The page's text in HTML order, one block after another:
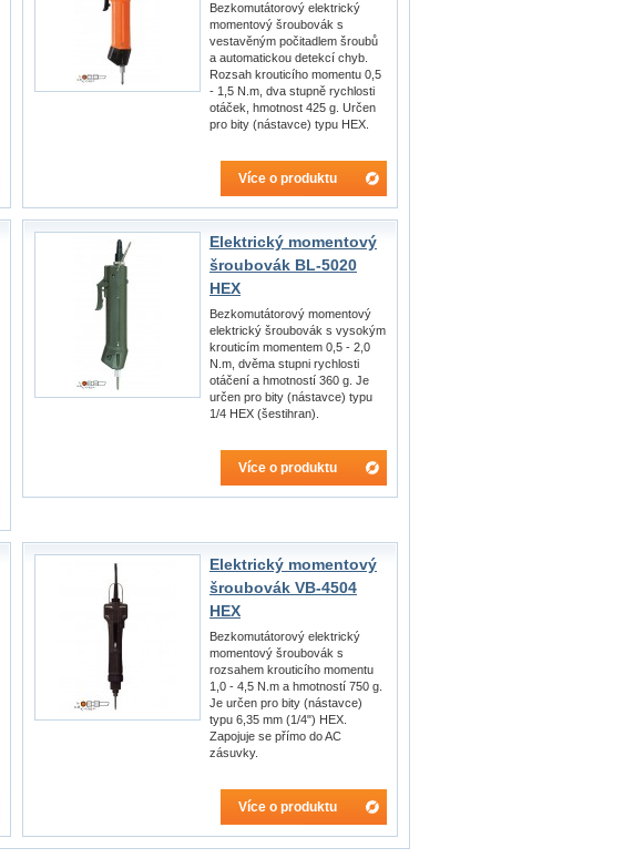
Bezkomutátorový elektrický
momentový šroubovák s
vestavěným počitadlem šroubů
a automatickou detekcí chyb.
Rozsah krouticího momentu 0,5
- 1,5 N.m, dva stupně rychlosti
otáček, hmotnost 425 g. Určen
pro bity (nástavce) typu HEX.
Více o produktu
Elektrický momentový
šroubovák BL-5020
HEX
Bezkomutátorový momentový
elektrický šroubovák s vysokým
krouticím momentem 0,5 - 2,0
N.m, dvěma stupni rychlosti
otáčení a hmotností 360 g. Je
určen pro bity (nástavce) typu
1/4 HEX (šestihran).
Více o produktu
Elektrický momentový
šroubovák VB-4504
HEX
Bezkomutátorový elektrický
momentový šroubovák s
rozsahem krouticího momentu
1,0 - 4,5 N.m a hmotností 750 g.
Je určen pro bity (nástavce)
typu 6,35 mm (1/4") HEX.
Zapojuje se přímo do AC
zásuvky.
Více o produktu